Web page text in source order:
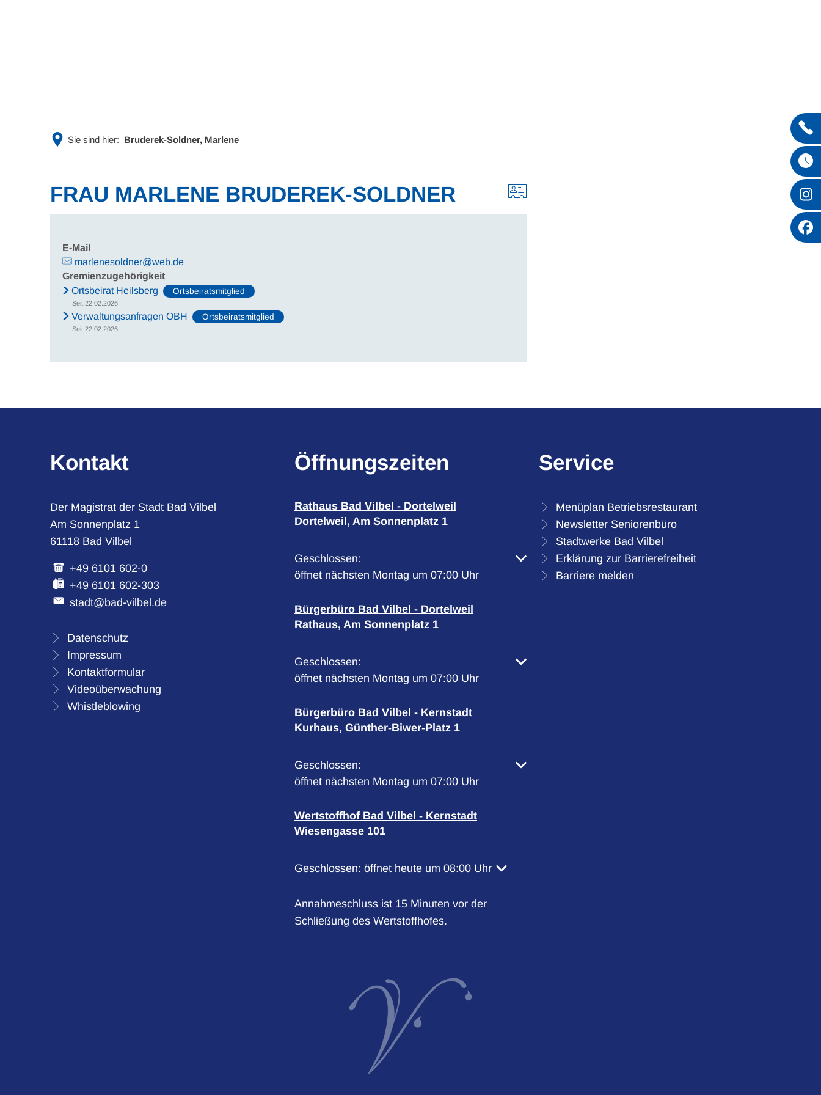
Sie sind hier: Bruderek-Soldner, Marlene
FRAU MARLENE BRUDEREK-SOLDNER
E-Mail
marlenesoldner@web.de
Gremienzugehörigkeit
Ortsbeirat Heilsberg
Ortsbeiratsmitglied
Seit 22.02.2026
Verwaltungsanfragen OBH Ortsbeiratsmitglied
Seit 22.02.2026
Kontakt
Der Magistrat der Stadt Bad Vilbel
Am Sonnenplatz 1
61118 Bad Vilbel
+49 6101 602-0
+49 6101 602-303
stadt@bad-vilbel.de
Datenschutz
Impressum
Kontaktformular
Videoüberwachung
Whistleblowing
Öffnungszeiten
Rathaus Bad Vilbel - Dortelweil
Dortelweil, Am Sonnenplatz 1
Klicken, um weitere Öffnungs- oder Schließzeiten auszublenden
Geschlossen:
öffnet nächsten Montag um 07:00 Uhr
Bürgerbüro Bad Vilbel - Dortelweil
Rathaus, Am Sonnenplatz 1
Klicken, um weitere Öffnungs- oder Schließzeiten auszublenden
Geschlossen:
öffnet nächsten Montag um 07:00 Uhr
Bürgerbüro Bad Vilbel - Kernstadt
Kurhaus, Günther-Biwer-Platz 1
Klicken, um weitere Öffnungs- oder Schließzeiten auszublenden
Geschlossen:
öffnet nächsten Montag um 07:00 Uhr
Wertstoffhof Bad Vilbel - Kernstadt
Wiesengasse 101
Klicken, um weitere Öffnungs- oder Schließzeiten auszublenden
Geschlossen: öffnet heute um 08:00 Uhr
Annahmeschluss ist 15 Minuten vor der
Schließung des Wertstoffhofes.
Service
Menüplan Betriebsrestaurant
Newsletter Seniorenbüro
Stadtwerke Bad Vilbel
Erklärung zur Barrierefreiheit
Barriere melden